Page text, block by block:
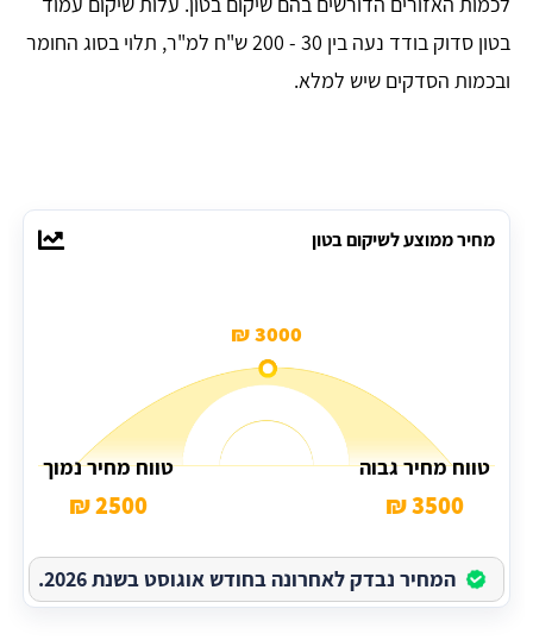
בטון סדוק בודד נעה בין 30 - 200 ש"ח למ"ר, תלוי בסוג החומר
ובכמות הסדקים שיש למלא.
מחיר ממוצע לשיקום בטון
3000 ₪
טווח מחיר גבוה
3500 ₪
טווח מחיר נמוך
2500 ₪
המחיר נבדק לאחרונה בחודש אוגוסט בשנת 2026.